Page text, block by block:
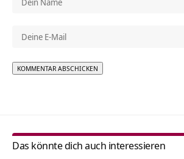
Das könnte dich auch interessieren